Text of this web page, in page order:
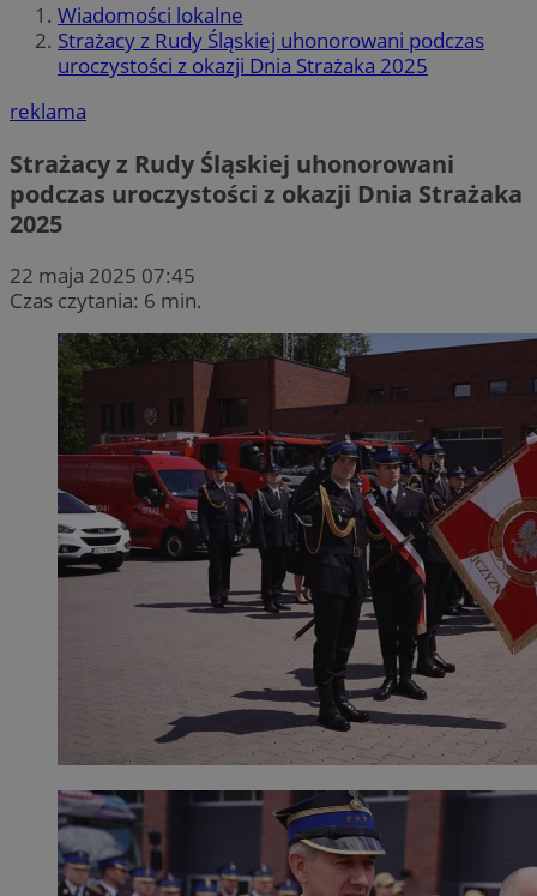
Wiadomości lokalne
Strażacy z Rudy Śląskiej uhonorowani podczas
uroczystości z okazji Dnia Strażaka 2025
reklama
Strażacy z Rudy Śląskiej uhonorowani
podczas uroczystości z okazji Dnia Strażaka
2025
22 maja 2025 07:45
Czas czytania: 6 min.